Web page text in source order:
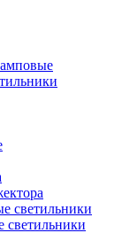
светильники
светильники